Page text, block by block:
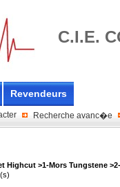
C.I.E.
Revendeurs
Recherche avanc�e
Highcut >1-Mors Tungstene